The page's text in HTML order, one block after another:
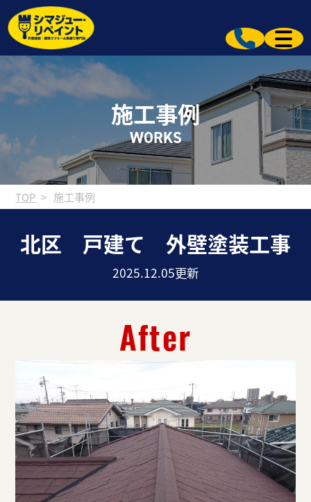
施工事例
WORKS
TOP 施工事例
北区 戸建て 外壁塗装工事
2025.12.05更新
After